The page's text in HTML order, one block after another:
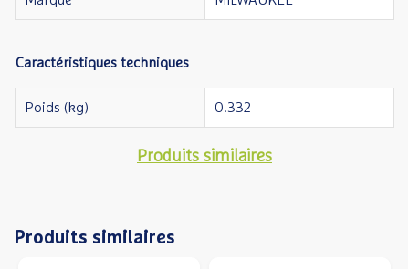
Caractéristiques techniques
Poids (kg) 0.332
Produits similaires
Produits similaires